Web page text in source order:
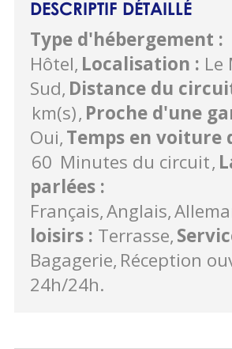
DESCRIPTIF DÉTAILLÉ
Type d'hébergement :
Hôtel Localisation : Le
Sud Distance du
km(s) Proche d'une
Oui Temps en voiture
60 Minutes du circuit
parlées :
Français Anglais
loisirs : Terrasse
Bagagerie Réception
24h/24h